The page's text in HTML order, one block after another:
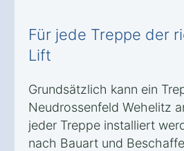
Für jede Treppe der
Lift
Grundsätzlich kann ein
Neudrossenfeld Wehelitz
jeder Treppe installiert
nach Bauart und